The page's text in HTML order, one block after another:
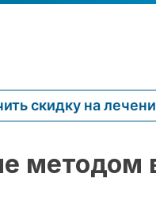
скидку на
методом